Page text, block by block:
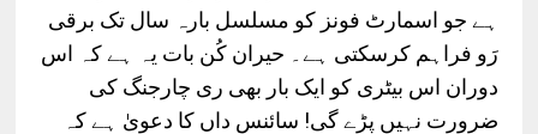
ہے جو اسمارٹ فونز کو مسلسل بارہ سال تک برقی
رَو فراہم کرسکتی ہے۔ حیران کُن بات یہ ہے کہ
اس
دوران اس بیٹری کو ایک بار بھی ری چارجنگ کی
ضرورت نہیں پڑے گی! سائنس داں کا دعویٰ ہے کہ